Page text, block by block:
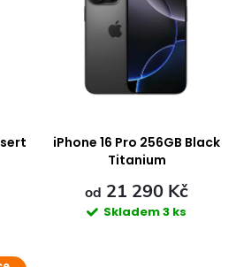
iPhone 16 Pro 256GB Black
Titanium
od 21 290 Kč
Skladem3 ks